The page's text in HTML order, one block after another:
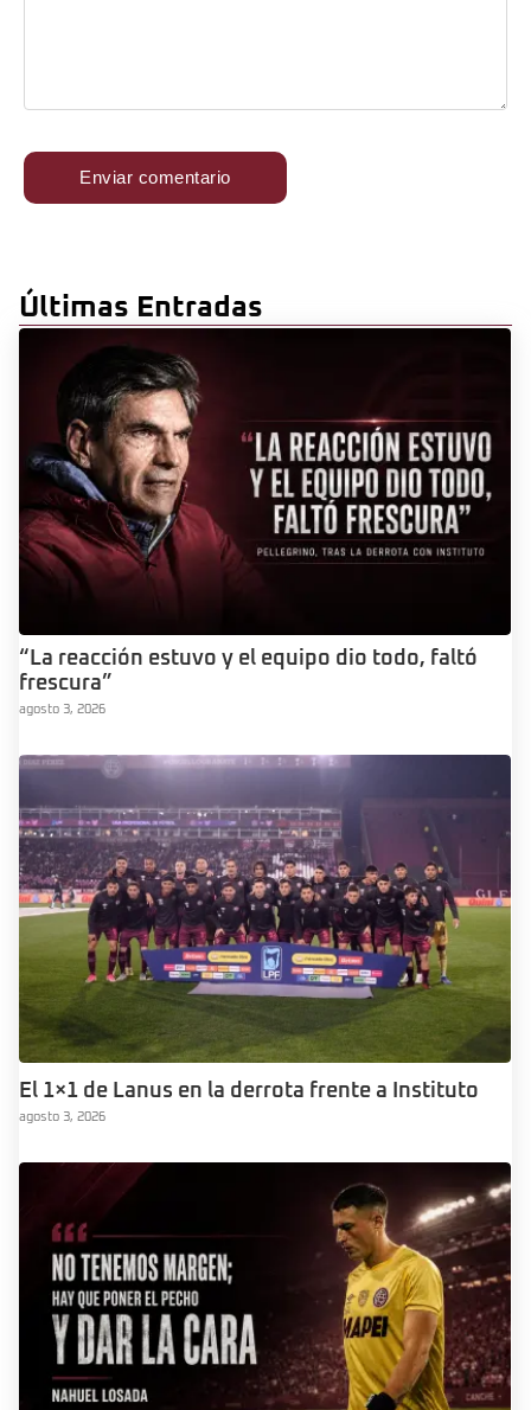
Últimas Entradas
“La reacción estuvo y el equipo dio todo, faltó
frescura”
agosto 3, 2026
El 1×1 de Lanus en la derrota frente a Instituto
agosto 3, 2026